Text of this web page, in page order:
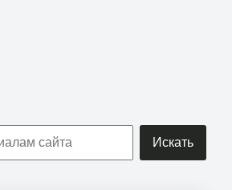
Искать